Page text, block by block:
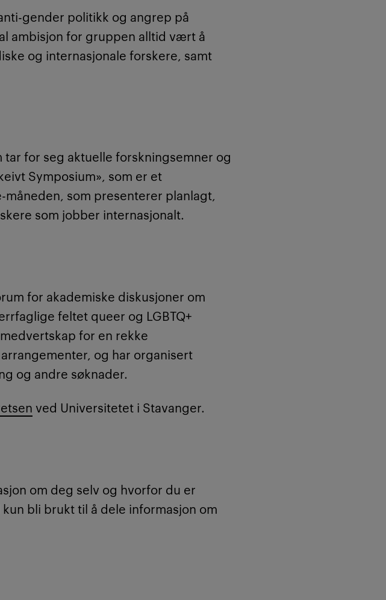
gender politikk og angrep på
ambisjon for gruppen alltid vært å
og internasjonale forskere, samt
for seg aktuelle forskningsemner og
Symposium», som er et
som presenterer planlagt,
som jobber internasjonalt.
for akademiske diskusjoner om
feltet queer og LGBTQ+
for en rekke
og har organisert
og andre søknader.
ved Universitetet i Stavanger.
om deg selv og hvorfor du er
bli brukt til å dele informasjon om